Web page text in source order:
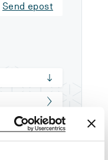
Send epost